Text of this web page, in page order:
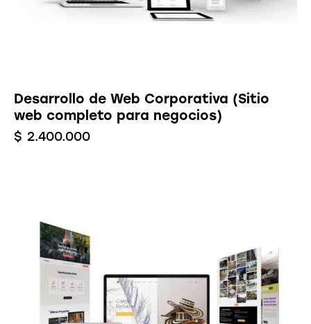
Desarrollo de Web Corporativa (Sitio
web completo para negocios)
$ 2.400.000